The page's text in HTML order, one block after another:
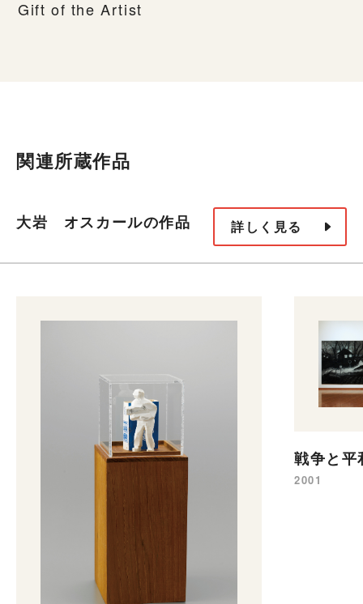
Gift of the Artist
関連所蔵作品
大岩 オスカールの作品 詳しく見る
戦争と平
2001